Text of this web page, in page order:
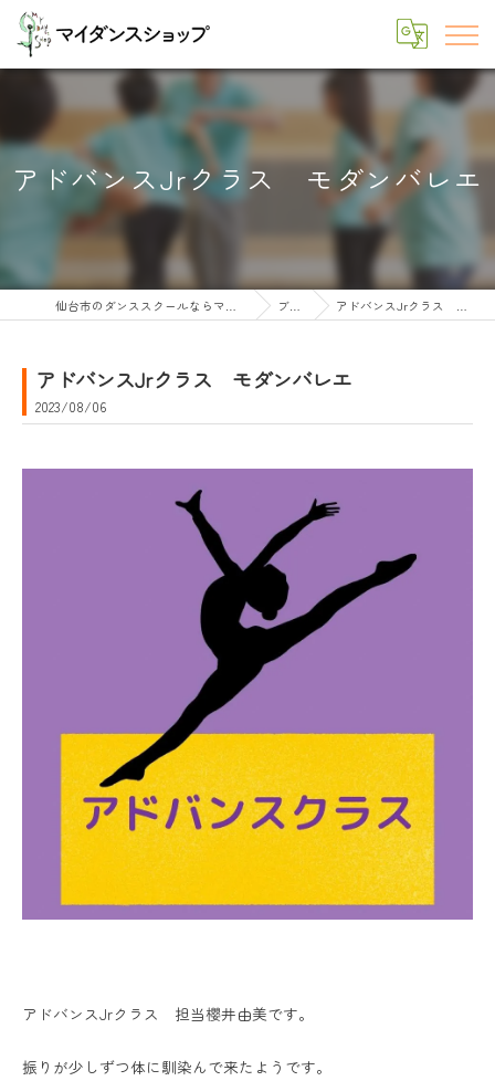
アドバンスJrクラス モダンバレエ
仙台市のダンススクールならマイダンスショップ ブログ アドバンスJrクラス モダンバレエ
アドバンスJrクラス モダンバレエ
2023/08/06
アドバンスJrクラス 担当櫻井由美です。
振りが少しずつ体に馴染んで来たようです。